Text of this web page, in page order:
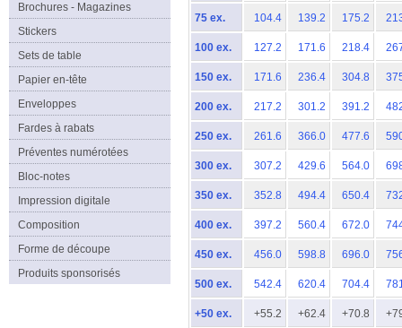
Brochures - Magazines
Stickers
Sets de table
Papier en-tête
Enveloppes
Fardes à rabats
Préventes numérotées
Bloc-notes
Impression digitale
Composition
Forme de découpe
Produits sponsorisés
75 ex. 104.4 139.2 175.2
100 ex. 127.2 171.6 218.4
150 ex. 171.6 236.4 304.8
200 ex. 217.2 301.2 391.2
250 ex. 261.6 366.0 477.6
300 ex. 307.2 429.6 564.0
350 ex. 352.8 494.4 650.4
400 ex. 397.2 560.4 672.0
450 ex. 456.0 598.8 696.0
500 ex. 542.4 620.4 704.4
+50 ex. +55.2 +62.4 +70.8